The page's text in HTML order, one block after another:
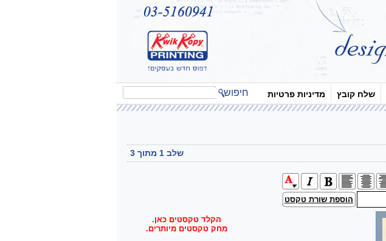
חיפוש שלח קובץ מדיניות פרטיות
שלב 1 מתוך 3
הוספת שורת טקסט
הקלד טקסטים כאן.
מחק טקסטים מיותרים.